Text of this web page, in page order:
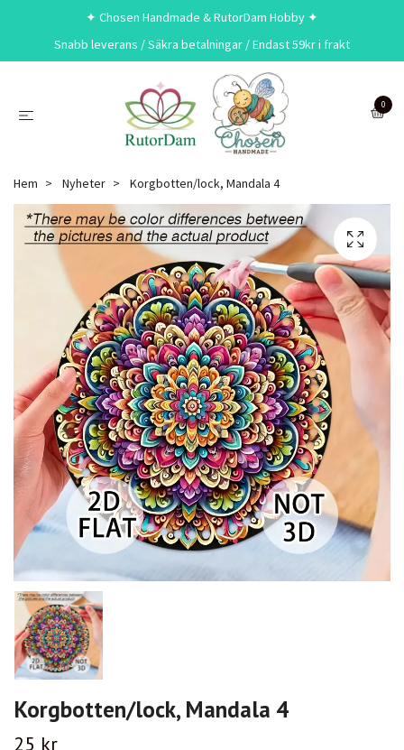
✦ Chosen Handmade & RutorDam Hobby ✦
Snabb leverans / Säkra betalningar / Endast 59kr i frakt
0
Hem Nyheter Korgbotten/lock, Mandala 4
Korgbotten/lock, Mandala 4
25 kr